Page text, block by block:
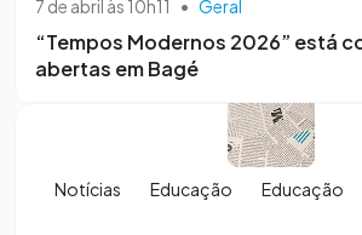
7 de abril às 10h11 • Geral
“Tempos Modernos 2026” está
abertas em Bagé
Notícias Educação Educação